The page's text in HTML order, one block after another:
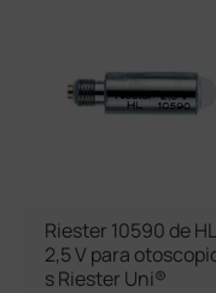
Riester 10590 de HL
2,5 V para
s Riester Uni®